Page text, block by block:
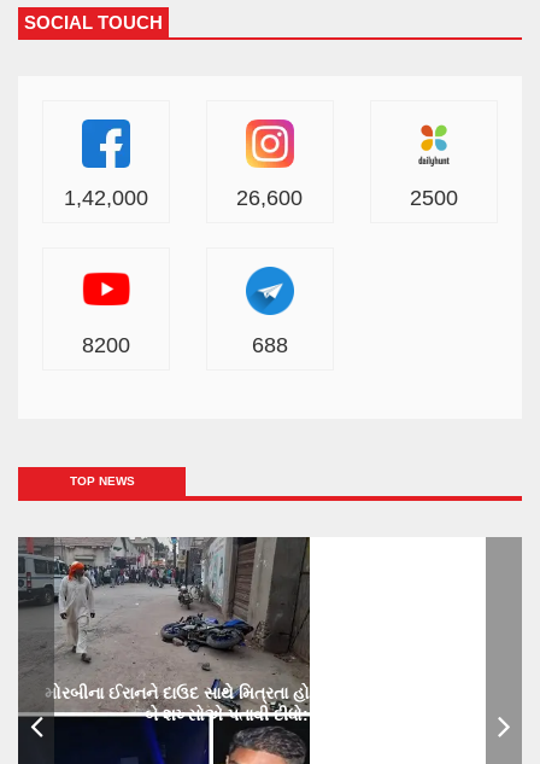
SOCIAL TOUCH
1,42,000 26,600 2500
8200 688
TOP NEWS
મોરબીના ઈરાનને દાઉદ સાથે મિત્રતા હોય છાતીમાં છરીનો ઘા ઝીકિને
બે શખ્સોએ પતાવી દીધો: ગુનો નોંધાયો